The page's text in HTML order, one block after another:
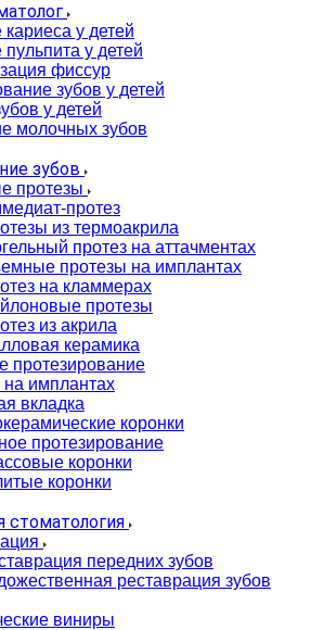
у детей
у детей
фиссур
зубов у детей
у детей
молочных зубов
зубов
протезы
протез
из термоакрила
протез на аттачментах
протезы на имплантах
на кламмерах
протезы
из акрила
керамика
протезирование
на имплантах
вкладка
коронки
протезирование
коронки
коронки
стоматология
передних зубов
реставрация зубов
виниры